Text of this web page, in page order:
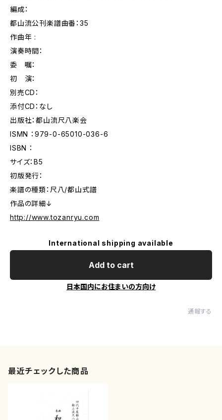
編成：
都山流公刊楽譜曲番：35
作曲年 :
演奏時間：
委 嘱：
初 演：
別売CD：
添付CD：なし
出版社：都山流尺八楽会
ISMN ：979-0-65010-036-6
ISBN ：
サイズ：B5
初版発行：
楽譜の種類：尺八/都山式譜
作品の詳細↓
http://www.tozanryu.com
International shipping available
Add to cart
日本国内にお住まいの方向け
通報する
最近チェックした商品